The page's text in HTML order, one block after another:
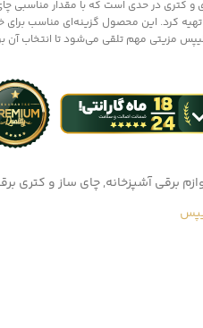
کتری در حدی است که با مقدار مناسبی
کرد. این محصول گزینه‌ای مناسب
مزیتی مهم تلقی می‌شود تا انتخاب آن
برقی آشپزخانه,چای ساز و کتری